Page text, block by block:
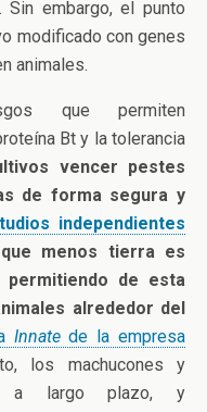
embargo, el punto
modificado con genes
animales.
que permiten
Bt y la tolerancia
vencer pestes
de forma segura y
independientes
menos tierra es
permitiendo de esta
alrededor del
Innatede la empresa
los machucones y
a largo plazo, y